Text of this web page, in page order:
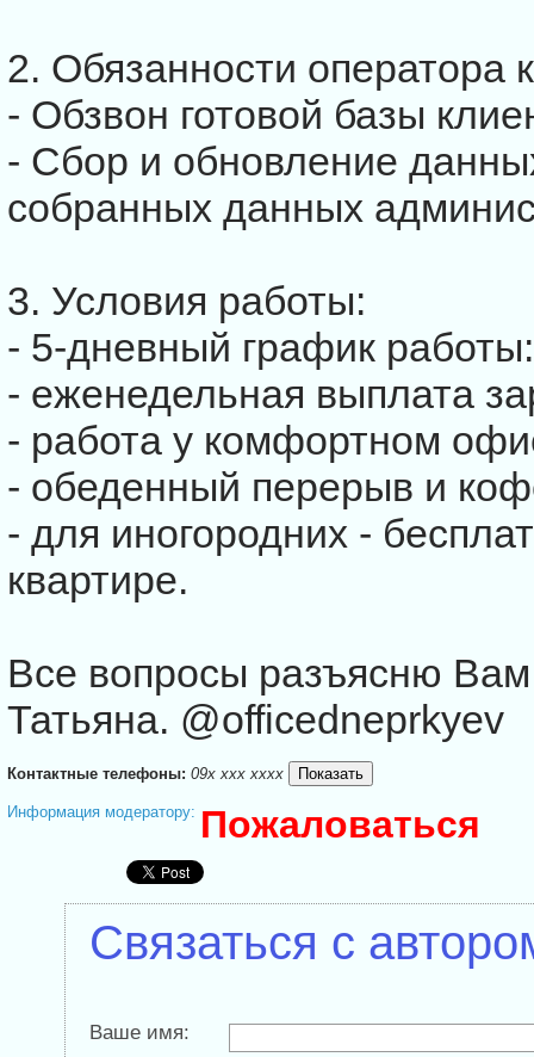
2. Обязанности оператора
- Обзвон готовой базы
- Сбор и обновление
собранных данных
3. Условия работы:
- 5-дневный график
- еженедельная выплата
- работа у комфортном
- обеденный перерыв и
- для иногородних -
квартире.
Все вопросы разъясню
Татьяна. @officedneprkyev
Контактные телефоны: 09x xxx xxxx
Информация модератору: Пожаловаться
Связаться с
Ваше имя: